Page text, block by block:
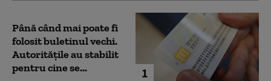
1
Până când mai poate fi
folosit buletinul vechi.
Autoritățile au stabilit
pentru cine se...